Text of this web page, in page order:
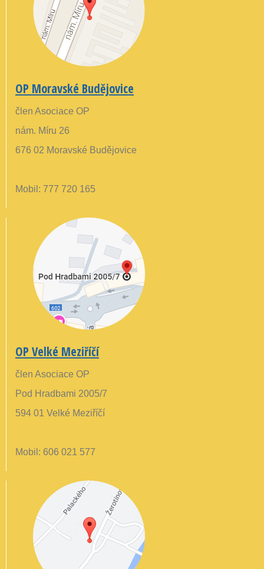
OP Moravské Budějovice
člen Asociace OP
nám. Míru 26
676 02 Moravské Budějovice
Mobil: 777 720 165
OP Velké Meziříčí
člen Asociace OP
Pod Hradbami 2005/7
594 01 Velké Meziříčí
Mobil: 606 021 577